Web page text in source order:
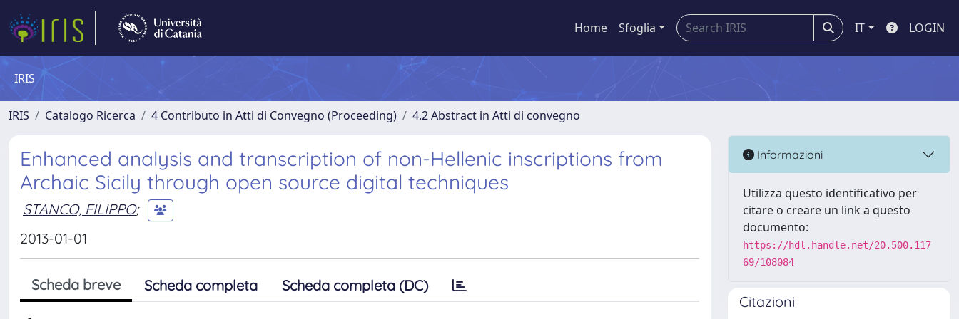
Home Sfoglia IT LOGIN
IRIS
IRIS Catalogo Ricerca 4 Contributo in Atti di Convegno (Proceeding) 4.2 Abstract in Atti di convegno
Enhanced analysis and transcription of non-Hellenic inscriptions from
Archaic Sicily through open source digital techniques
STANCO, FILIPPO;
2013-01-01
Scheda breve Scheda completa Scheda completa (DC)
Informazioni
Utilizza questo identificativo per
citare o creare un link a questo
documento:
https://hdl.handle.net/20.500.117
69/108084
Citazioni